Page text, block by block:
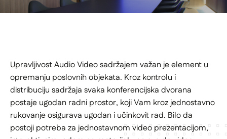
Upravljivost Audio Video sadržajem važan je element u
opremanju poslovnih objekata. Kroz kontrolu i
distribuciju sadržaja svaka konferencijska dvorana
postaje ugodan radni prostor, koji Vam kroz jednostavno
rukovanje osigurava ugodan i učinkovit rad. Bilo da
postoji potreba za jednostavnom video prezentacijom,